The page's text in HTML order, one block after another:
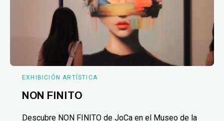
EXHIBICIÓN ARTÍSTICA
NON FINITO
Descubre NON FINITO de JoCa en el Museo de la